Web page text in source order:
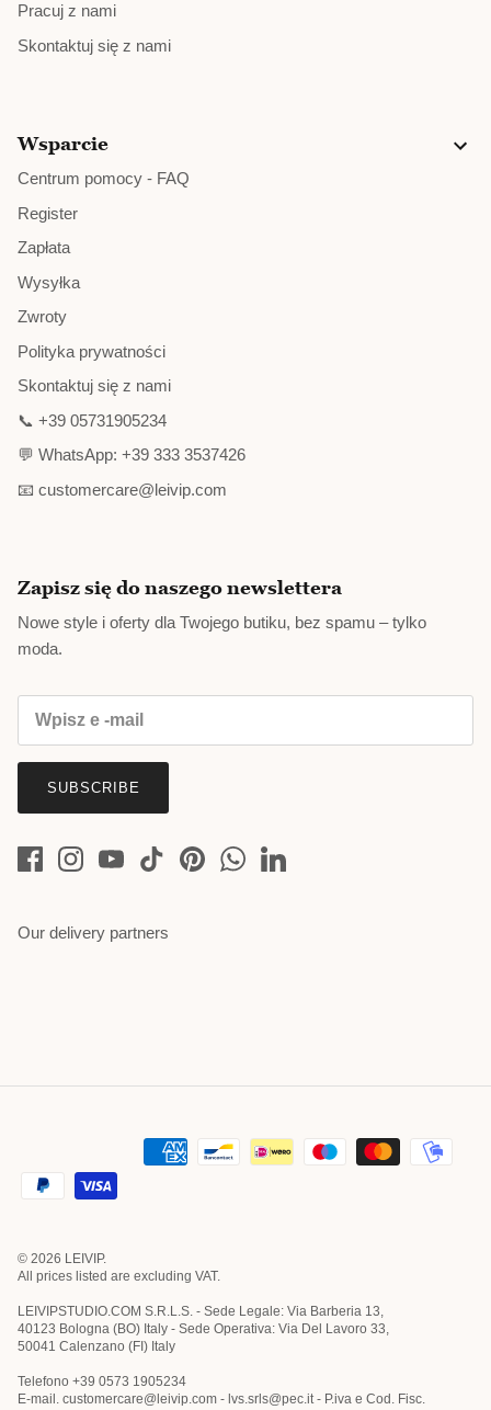
Pracuj z nami
Skontaktuj się z nami
Wsparcie
Centrum pomocy - FAQ
Register
Zapłata
Wysyłka
Zwroty
Polityka prywatności
Skontaktuj się z nami
📞 +39 05731905234
💬 WhatsApp: +39 333 3537426
📧 customercare@leivip.com
Zapisz się do naszego newslettera
Nowe style i oferty dla Twojego butiku, bez spamu – tylko
moda.
SUBSCRIBE
Our delivery partners
© 2026 LEIVIP.
All prices listed are excluding VAT.
LEIVIPSTUDIO.COM S.R.L.S. - Sede Legale: Via Barberia 13,
40123 Bologna (BO) Italy - Sede Operativa: Via Del Lavoro 33,
50041 Calenzano (FI) Italy
Telefono +39 0573 1905234
E-mail. customercare@leivip.com - lvs.srls@pec.it - P.iva e Cod. Fisc.